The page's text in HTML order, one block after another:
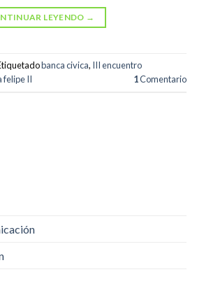
LEYENDO →
banca civica, III encuentro
felipe II 1Comentario